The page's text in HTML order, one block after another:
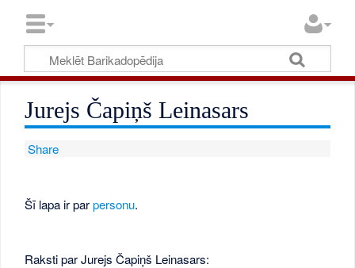
Jurejs Čapiņš Leinasars
Share
Šī lapa ir parpersonu.
Raksti par Jurejs Čapiņš Leinasars: